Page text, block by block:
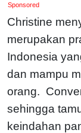
Sponsored
Christine
merupakan
Indonesia
dan mampu
orang.
sehingga
keindahan